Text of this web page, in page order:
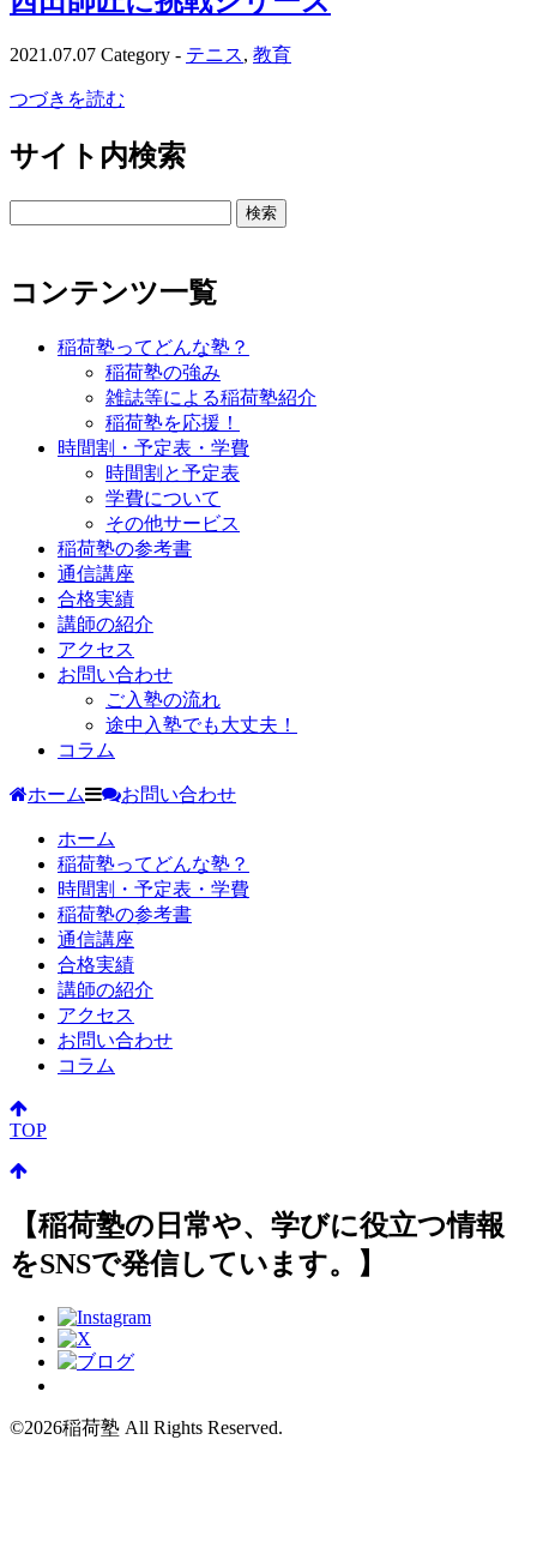
2021.07.07 Category - テニス, 教育
つづきを読む
サイト内検索
コンテンツ一覧
稲荷塾ってどんな塾？
稲荷塾の強み
雑誌等による稲荷塾紹介
稲荷塾を応援！
時間割・予定表・学費
時間割と予定表
学費について
その他サービス
稲荷塾の参考書
通信講座
合格実績
講師の紹介
アクセス
お問い合わせ
ご入塾の流れ
途中入塾でも大丈夫！
コラム
ホーム お問い合わせ
ホーム
稲荷塾ってどんな塾？
時間割・予定表・学費
稲荷塾の参考書
通信講座
合格実績
講師の紹介
アクセス
お問い合わせ
コラム
TOP
【稲荷塾の日常や、学びに役立つ情報
をSNSで発信しています。】
©2026稲荷塾 All Rights Reserved.